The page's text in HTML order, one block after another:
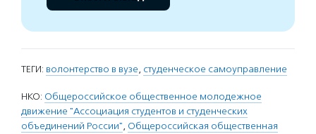
ТЕГИ: волонтерство в вузе, студенческое самоуправление
НКО: Общероссийское общественное молодежное
движение "Ассоциация студентов и студенческих
объединений России", Общероссийская общественная